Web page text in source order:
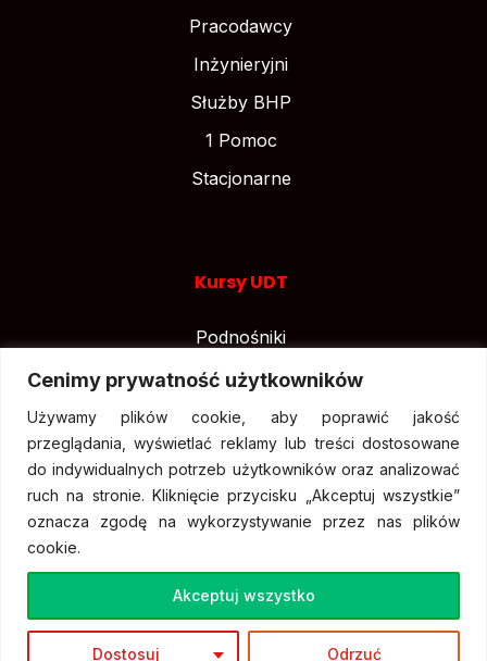
Cenimy prywatność użytkowników
Używamy plików cookie, aby poprawić jakość
przeglądania, wyświetlać reklamy lub treści dostosowane
do indywidualnych potrzeb użytkowników oraz analizować
ruch na stronie. Kliknięcie przycisku „Akceptuj wszystkie”
oznacza zgodę na wykorzystywanie przez nas plików
cookie.
Dostosuj Odrzuć
Akceptuj wszystko
Pracodawcy
Inżynieryjni
Służby BHP
1 Pomoc
Stacjonarne
Kursy UDT
Podnośniki
Suwnice
Wózki widłowe